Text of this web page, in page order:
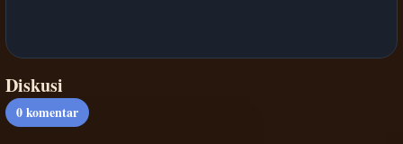
Diskusi
0komentar